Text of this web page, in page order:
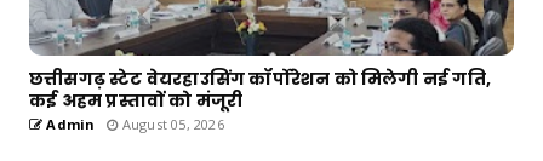
छत्तीसगढ़ स्टेट वेयरहाउसिंग कॉर्पोरेशन को मिलेगी नई गति,
कई अहम प्रस्तावों को मंजूरी
Admin August 05, 2026